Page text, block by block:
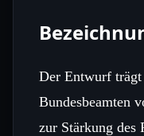
Der Entwurf
Bundesbeamten
zur Stärkung des